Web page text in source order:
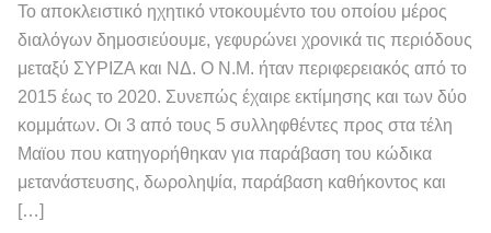
Το αποκλειστικό ηχητικό ντοκουμέντο του οποίου μέρος
διαλόγων δημοσιεύουμε, γεφυρώνει χρονικά τις περιόδους
μεταξύ ΣΥΡΙΖΑ και ΝΔ. Ο Ν.Μ. ήταν περιφερειακός από το
2015 έως το 2020. Συνεπώς έχαιρε εκτίμησης και των δύο
κομμάτων. Οι 3 από τους 5 συλληφθέντες προς στα τέλη
Μαϊου που κατηγορήθηκαν για παράβαση του κώδικα
μετανάστευσης, δωροληψία, παράβαση καθήκοντος και
[…]